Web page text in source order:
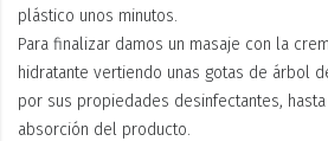
plástico unos minutos.
Para finalizar damos un masaje con la
hidratante vertiendo unas gotas de árbol
por sus propiedades desinfectantes,
absorción del producto.